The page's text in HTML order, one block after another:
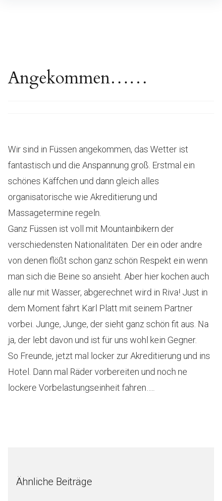
Angekommen……
Wir sind in Füssen angekommen, das Wetter ist
fantastisch und die Anspannung groß. Erstmal ein
schönes Käffchen und dann gleich alles
organisatorische wie Akreditierung und
Massagetermine regeln.
Ganz Füssen ist voll mit Mountainbikern der
verschiedensten Nationalitäten. Der ein oder andre
von denen flößt schon ganz schön Respekt ein wenn
man sich die Beine so ansieht. Aber hier kochen auch
alle nur mit Wasser, abgerechnet wird in Riva! Just in
dem Moment fährt Karl Platt mit seinem Partner
vorbei. Junge, Junge, der sieht ganz schön fit aus. Na
ja, der lebt davon und ist für uns wohl kein Gegner.
So Freunde, jetzt mal locker zur Akreditierung und ins
Hotel. Dann mal Räder vorbereiten und noch ne
lockere Vorbelastungseinheit fahren…..
Ähnliche Beiträge